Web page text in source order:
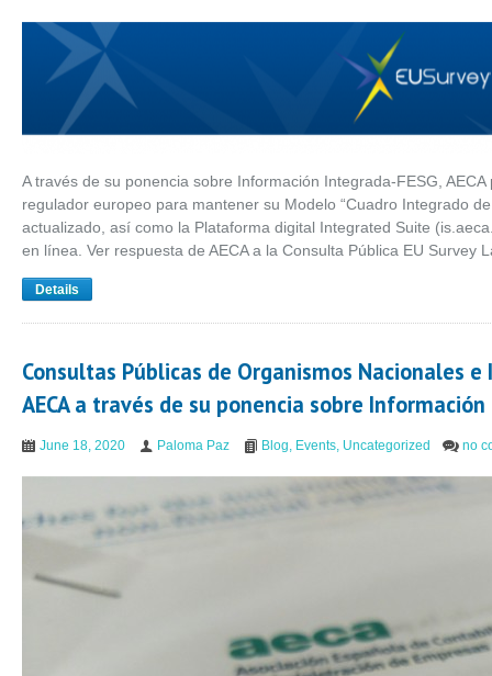
A través de su ponencia sobre Información Integrada-FESG,
regulador europeo para mantener su Modelo “Cuadro Integrado
actualizado, así como la Plataforma digital Integrated Suite
en línea. Ver respuesta de AECA a la Consulta Pública EU Survey
Details
Consultas Públicas de Organismos Nacionales
AECA a través de su ponencia sobre Información
June 18, 2020 Paloma Paz Blog, Events, Uncategorized no